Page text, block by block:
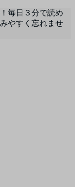
毎日３分で読め
やすく忘れませ